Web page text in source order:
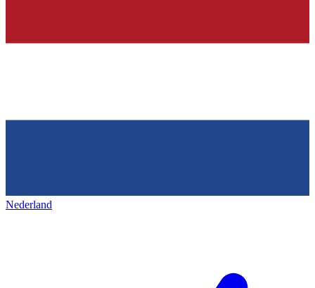
Nederland